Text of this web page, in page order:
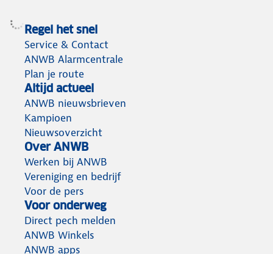
Regel het snel
Service & Contact
ANWB Alarmcentrale
Plan je route
Altijd actueel
ANWB nieuwsbrieven
Kampioen
Nieuwsoverzicht
Over ANWB
Werken bij ANWB
Vereniging en bedrijf
Voor de pers
Voor onderweg
Direct pech melden
ANWB Winkels
ANWB apps